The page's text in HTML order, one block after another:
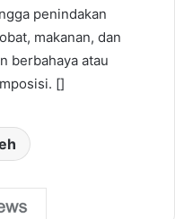
penindakan
makanan, dan
berbahaya atau
[]